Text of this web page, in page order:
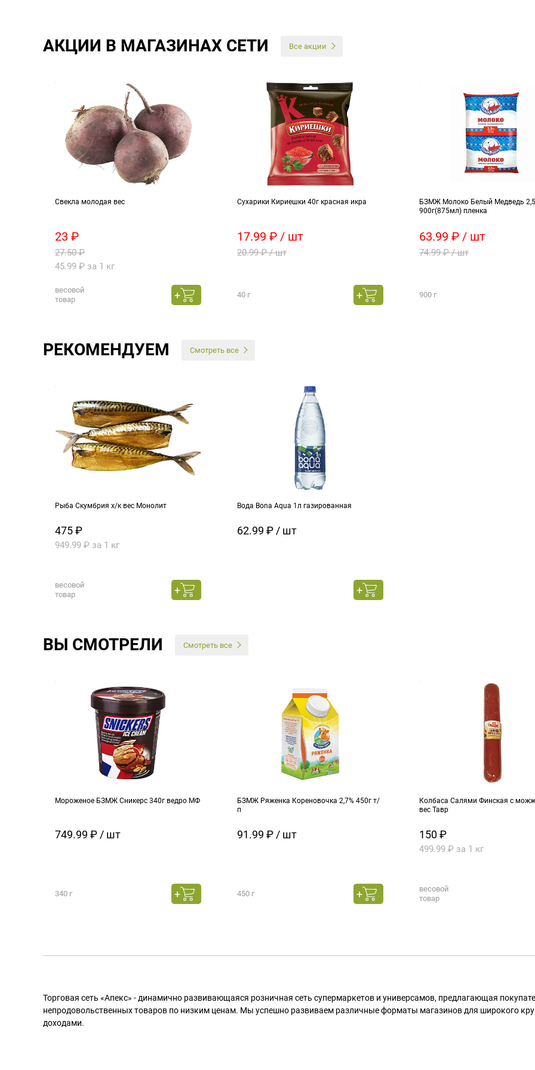
АКЦИИ В МАГАЗИНАХ СЕТИ Все акции
Свекла молодая вес
23 ₽
27.50 ₽
45.99 ₽ за 1 кг
весовой
товар
Сухарики Кириешки 40г красная икра
17.99 ₽ / шт
20.99 ₽ / шт
40 г
БЗМЖ Молоко Белый Медведь
900г(875мл) пленка
63.99 ₽ / шт
74.99 ₽ / шт
900 г
РЕКОМЕНДУЕМ Смотреть все
Рыба Скумбрия х/к вес Монолит
475 ₽
949.99 ₽ за 1 кг
весовой
товар
Вода Bona Aqua 1л газированная
62.99 ₽ / шт
ВЫ СМОТРЕЛИ Смотреть все
Мороженое БЗМЖ Сникерс 340г ведро МФ
749.99 ₽ / шт
340 г
БЗМЖ Ряженка Кореновочка 2,7% 450г т/
п
91.99 ₽ / шт
450 г
Колбаса Салями Финская с
вес Тавр
150 ₽
499.99 ₽ за 1 кг
весовой
товар
Торговая сеть «Апекс» - динамично развивающаяся розничная сеть супермаркетов и универсамов, предлагающая
непродовольственных товаров по низким ценам. Мы успешно развиваем различные форматы магазинов для широкого
доходами.